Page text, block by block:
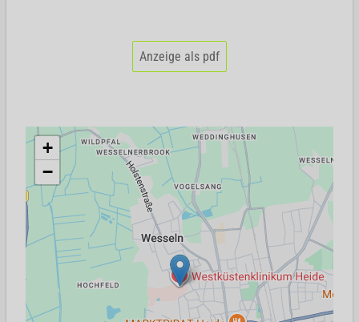
Anzeige als pdf
+
−